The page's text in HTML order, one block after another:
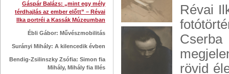
Gáspár Balázs: „mint egy mély
térdhajlás az ember előtt” – Révai
Ilka portréi a Kassák Múzeumban
Ébli Gábor: Művészmobilitás
Surányi Mihály: A kilencedik évben
Bendig-Zsilinszky Zsófia: Simon fia
Mihály, Mihály fia Illés
Révai
Cserba
rövid